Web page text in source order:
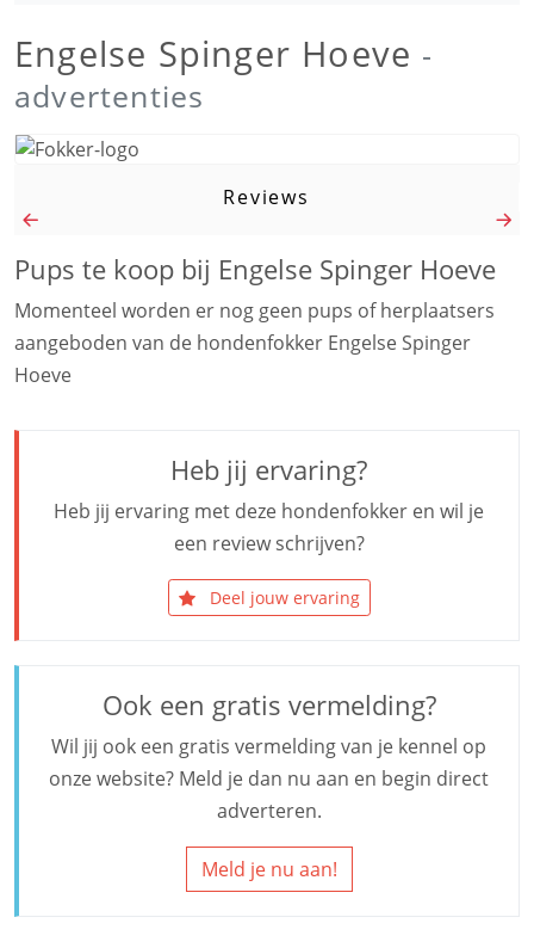
Engelse Spinger Hoeve -
advertenties
Reviews
Pups te koop bij Engelse Spinger Hoeve
Momenteel worden er nog geen pups of herplaatsers
aangeboden van de hondenfokker Engelse Spinger
Hoeve
Heb jij ervaring?
Heb jij ervaring met deze hondenfokker en wil je
een review schrijven?
Deel jouw ervaring
Ook een gratis vermelding?
Wil jij ook een gratis vermelding van je kennel op
onze website? Meld je dan nu aan en begin direct
adverteren.
Meld je nu aan!